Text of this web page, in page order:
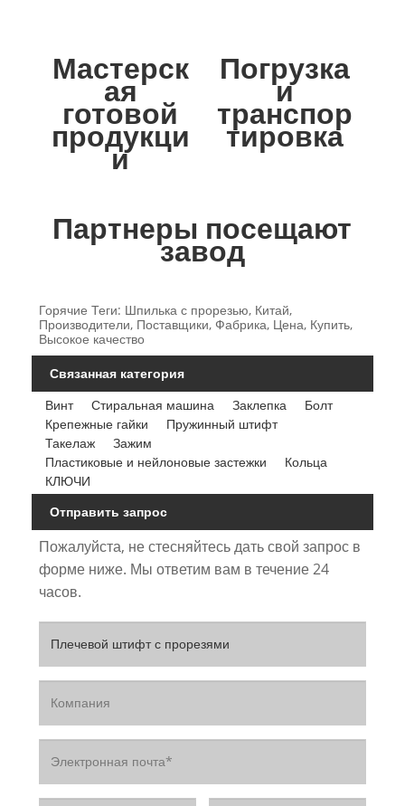
Мастерск
ая
готовой
продукци
и
Погрузка
и
транспор
тировка
Партнеры посещают
завод
Горячие Теги: Шпилька с прорезью, Китай,
Производители, Поставщики, Фабрика, Цена, Купить,
Высокое качество
Связанная категория
Винт
Стиральная машина Заклепка
Болт
Крепежные гайки
Пружинный штифт
Такелаж
Зажим
Пластиковые и нейлоновые застежки
Кольца
КЛЮЧИ
Отправить запрос
Пожалуйста, не стесняйтесь дать свой запрос в
форме ниже. Мы ответим вам в течение 24
часов.